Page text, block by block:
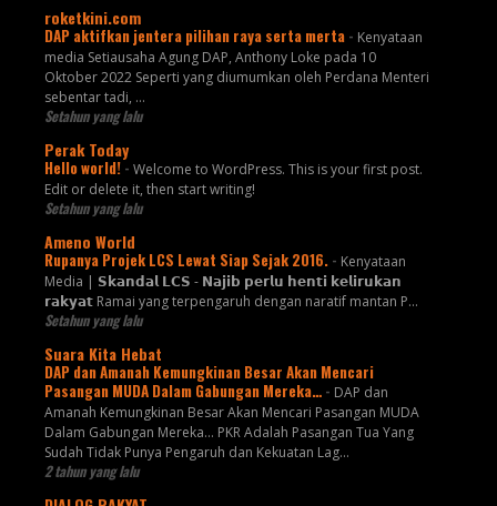
roketkini.com
DAP aktifkan jentera pilihan raya serta merta - Kenyataan
media Setiausaha Agung DAP, Anthony Loke pada 10
Oktober 2022 Seperti yang diumumkan oleh Perdana Menteri
sebentar tadi, …
Setahun yang lalu
Perak Today
Hello world! - Welcome to WordPress. This is your first post.
Edit or delete it, then start writing!
Setahun yang lalu
Ameno World
Rupanya Projek LCS Lewat Siap Sejak 2016. - Kenyataan
Media | 𝗦𝗸𝗮𝗻𝗱𝗮𝗹 𝗟𝗖𝗦 - 𝗡𝗮𝗷𝗶𝗯 𝗽𝗲𝗿𝗹𝘂 𝗵𝗲𝗻𝘁𝗶 𝗸𝗲𝗹𝗶𝗿𝘂𝗸𝗮𝗻
𝗿𝗮𝗸𝘆𝗮𝘁 Ramai yang terpengaruh dengan naratif mantan P...
Setahun yang lalu
Suara Kita Hebat
DAP dan Amanah Kemungkinan Besar Akan Mencari
Pasangan MUDA Dalam Gabungan Mereka… - DAP dan
Amanah Kemungkinan Besar Akan Mencari Pasangan MUDA
Dalam Gabungan Mereka… PKR Adalah Pasangan Tua Yang
Sudah Tidak Punya Pengaruh dan Kekuatan Lag...
2 tahun yang lalu